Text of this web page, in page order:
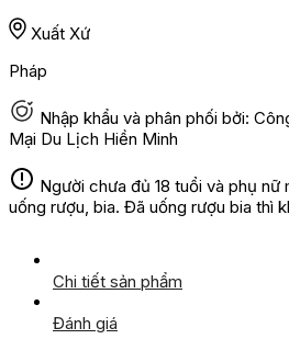
Xuất Xứ
Pháp
Nhập khẩu và phân phối bởi:
Mại Du Lịch Hiền Minh
Người chưa đủ 18 tuổi và phụ nữ
uống rượu, bia. Đã uống rượu bia thì
Chi tiết sản phẩm
Đánh giá